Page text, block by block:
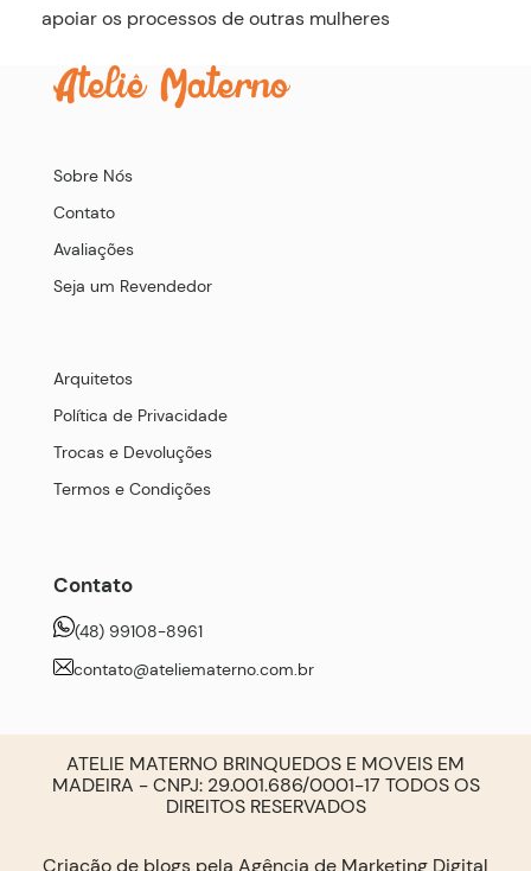
apoiar os processos de outras mulheres
Sobre Nós
Contato
Avaliações
Seja um Revendedor
Arquitetos
Política de Privacidade
Trocas e Devoluções
Termos e Condições
Contato
(48) 99108-8961
contato@ateliematerno.com.br
ATELIE MATERNO BRINQUEDOS E MOVEIS EM
MADEIRA - CNPJ: 29.001.686/0001-17 TODOS OS
DIREITOS RESERVADOS
Criação de blogs pela Agência de Marketing Digital